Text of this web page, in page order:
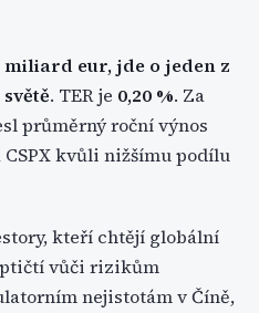
miliard eur, jde o jeden z
. TER je 0,20 %. Za
průměrný roční výnos
CSPX kvůli nižšímu podílu
kteří chtějí globální
vůči rizikům
nejistotám v Číně,